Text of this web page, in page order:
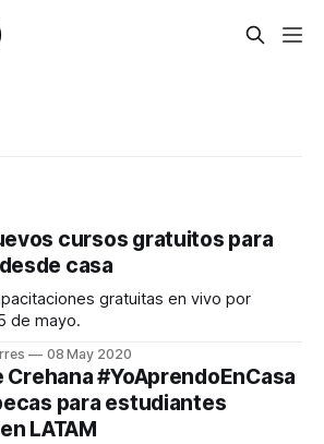
cursos gratuitos para
casa
gratuitas en vivo por
de mayo.
08 May 2020
#YoAprendoEnCasa
para estudiantes
LATAM